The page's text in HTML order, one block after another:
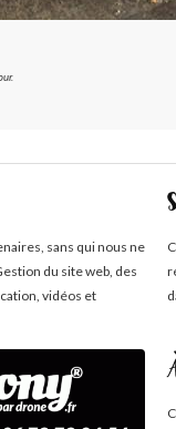
sans qui nous ne
du site web, des
vidéos et